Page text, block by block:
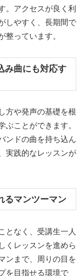
。アクセスが良く利
しやすく、長期間で
整っています。
み曲にも対応す
方や発声の基礎を根
ぶことができます。
ンドの曲を持ち込ん
実践的なレッスンが
るマンツーマン
となく、受講生一人
くレッスンを進めら
ンまで、周りの目を
を目指せる環境で